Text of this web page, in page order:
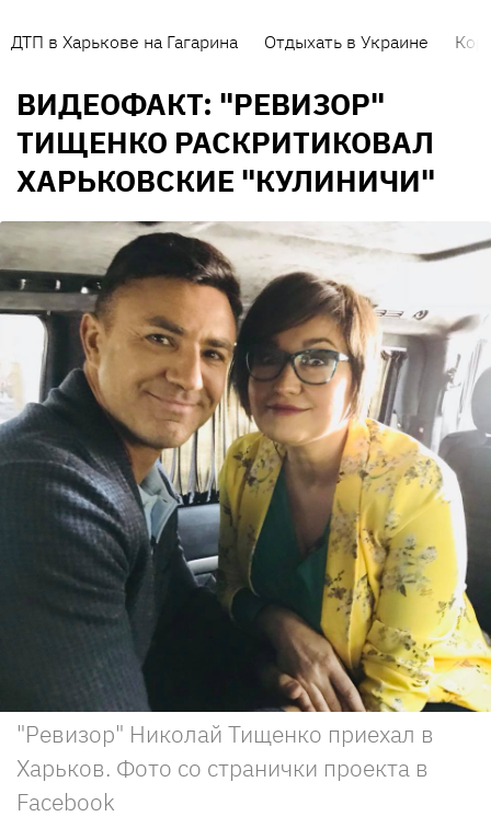
ДТП в Харькове на Гагарина Отдыхать в Украине
ВИДЕОФАКТ: "РЕВИЗОР"
ТИЩЕНКО РАСКРИТИКОВАЛ
ХАРЬКОВСКИЕ "КУЛИНИЧИ"
"Ревизор" Николай Тищенко приехал в
Харьков. Фото со странички проекта в
Facebook